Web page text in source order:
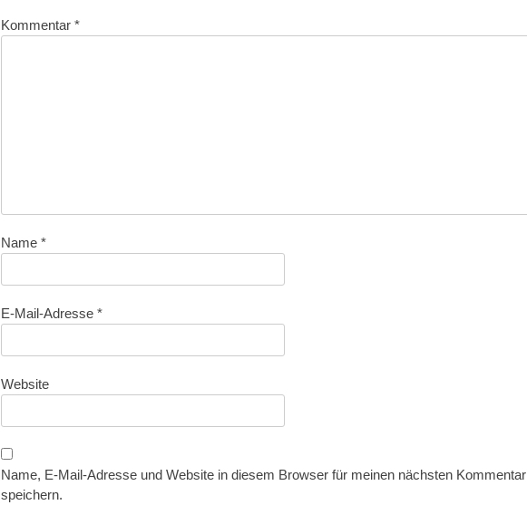
Kommentar *
Name *
E-Mail-Adresse *
Website
Name, E-Mail-Adresse und Website in diesem Browser für meinen nächsten Kommentar
speichern.